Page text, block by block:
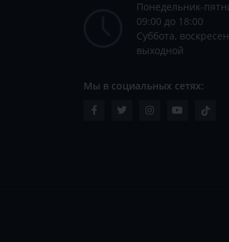
Понедельник-
09:00 до 18:00
Суббота,
выходной
Мы в социальных сетях: